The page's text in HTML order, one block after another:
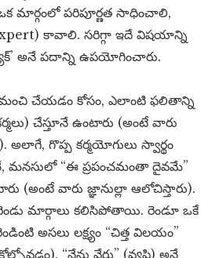
మార్గంలో పరిపూర్ణత సాధించాలి,
కావాలి. సరిగ్గా ఇదే విషయాన్ని
అనే పదాన్ని ఉపయోగించారు.
మంచి చేయడం కోసం, ఎలాంటి ఫలితాన్ని
చేస్తూనే ఉంటారు (అంటే వారు
అలాగే, గొప్ప కర్మయోగులు స్వార్థం
మనసులో “ఈ ప్రపంచమంతా దైవమే”
(అంటే వారు జ్ఞానుల్లా ఆలోచిస్తారు).
మార్గాలు కలిసిపోతాయి. రెండూ ఒకే
అసలు లక్ష్యం “చిత్త విలయం”
“నేను వేరు” (వ్యష్టి) అనే